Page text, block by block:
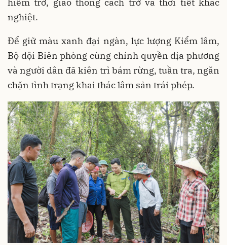
nghiệt.
Để giữ màu xanh đại ngàn, lực lượng Kiểm lâm,
Bộ đội Biên phòng cùng chính quyền địa phương
và người dân đã kiên trì bám rừng, tuần tra, ngăn
chặn tình trạng khai thác lâm sản trái phép.